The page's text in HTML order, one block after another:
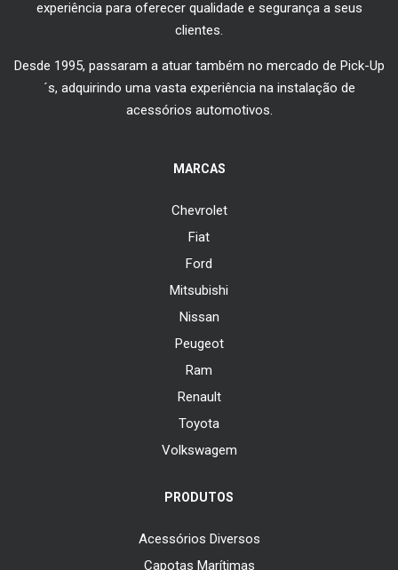
experiência para oferecer qualidade e segurança a seus
clientes.
Desde 1995, passaram a atuar também no mercado de Pick-Up
´s, adquirindo uma vasta experiência na instalação de
acessórios automotivos.
MARCAS
Chevrolet
Fiat
Ford
Mitsubishi
Nissan
Peugeot
Ram
Renault
Toyota
Volkswagem
PRODUTOS
Acessórios Diversos
Capotas Marítimas